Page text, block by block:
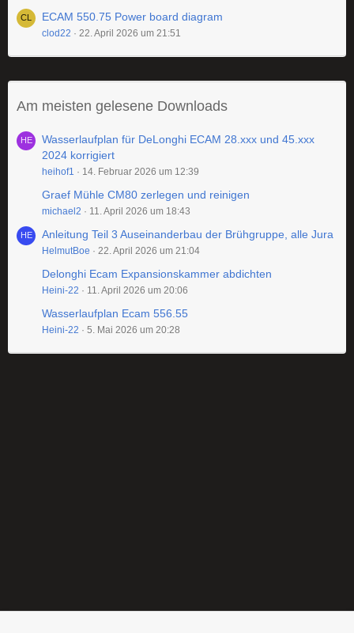
ECAM 550.75 Power board diagram
clod22 22. April 2026 um 21:51
Am meisten gelesene Downloads
Wasserlaufplan für DeLonghi ECAM 28.xxx und 45.xxx
2024 korrigiert
heihof1 14. Februar 2026 um 12:39
Graef Mühle CM80 zerlegen und reinigen
michael2 11. April 2026 um 18:43
Anleitung Teil 3 Auseinanderbau der Brühgruppe, alle Jura
HelmutBoe 22. April 2026 um 21:04
Delonghi Ecam Expansionskammer abdichten
Heini-22 11. April 2026 um 20:06
Wasserlaufplan Ecam 556.55
Heini-22 5. Mai 2026 um 20:28